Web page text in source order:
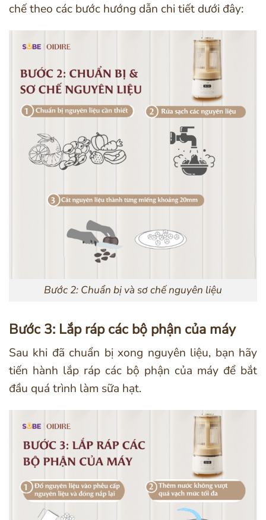
chế theo các bước hướng dẫn chi tiết dưới đây:
Bước 2: Chuẩn bị và sơ chế nguyên liệu
Bước 3: Lắp ráp các bộ phận của máy
Sau khi đã chuẩn bị xong nguyên liệu, bạn hãy
tiến hành lắp ráp các bộ phận của máy để bắt
đầu quá trình làm sữa hạt.